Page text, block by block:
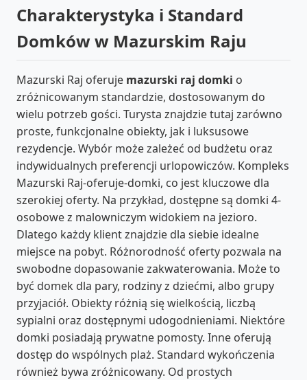
Charakterystyka i Standard
Domków w Mazurskim Raju
Mazurski Raj oferuje mazurski raj domki o
zróżnicowanym standardzie, dostosowanym do
wielu potrzeb gości. Turysta znajdzie tutaj zarówno
proste, funkcjonalne obiekty, jak i luksusowe
rezydencje. Wybór może zależeć od budżetu oraz
indywidualnych preferencji urlopowiczów. Kompleks
Mazurski Raj-oferuje-domki, co jest kluczowe dla
szerokiej oferty. Na przykład, dostępne są domki 4-
osobowe z malowniczym widokiem na jezioro.
Dlatego każdy klient znajdzie dla siebie idealne
miejsce na pobyt. Różnorodność oferty pozwala na
swobodne dopasowanie zakwaterowania. Może to
być domek dla pary, rodziny z dziećmi, albo grupy
przyjaciół. Obiekty różnią się wielkością, liczbą
sypialni oraz dostępnymi udogodnieniami. Niektóre
domki posiadają prywatne pomosty. Inne oferują
dostęp do wspólnych plaż. Standard wykończenia
również bywa zróżnicowany. Od prostych